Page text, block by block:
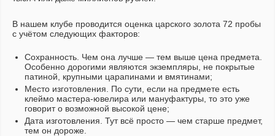
В нашем клубе проводится оценка царского золота 72 пробы
с учётом следующих факторов:
Сохранность. Чем она лучше — тем выше цена предмета.
Особенно дорогими являются экземпляры, не покрытые
патиной, крупными царапинами и вмятинами;
Место изготовления. По сути, если на предмете есть
клеймо мастера-ювелира или мануфактуры, то это уже
говорит о возможной высокой цене;
Дата изготовления. Тут всё просто — чем старше предмет,
тем он дороже.